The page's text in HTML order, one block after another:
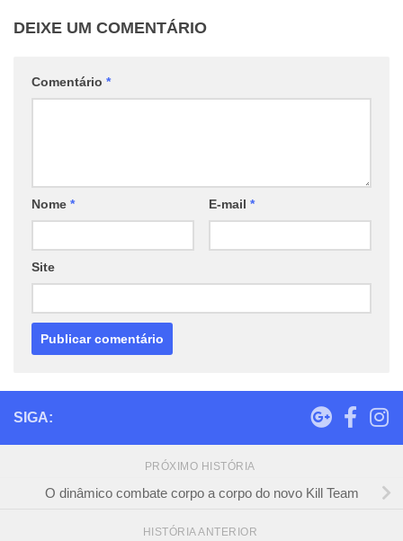
DEIXE UM COMENTÁRIO
Comentário *
Nome * E-mail *
Site
SIGA:
PRÓXIMO HISTÓRIA
O dinâmico combate corpo a corpo do novo Kill Team
HISTÓRIA ANTERIOR